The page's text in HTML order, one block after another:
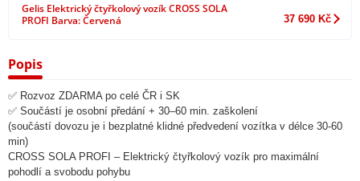
Gelis Elektrický čtyřkolový vozík CROSS SOLA
PROFI Barva: Červená
37 690 Kč
Popis
✅ Rozvoz ZDARMA po celé ČR i SK
✅ Součástí je osobní předání + 30–60 min. zaškolení
(součástí dovozu je i bezplatné klidné předvedení vozítka v délce 30-60
min)
CROSS SOLA PROFI – Elektrický čtyřkolový vozík pro maximální
pohodlí a svobodu pohybu